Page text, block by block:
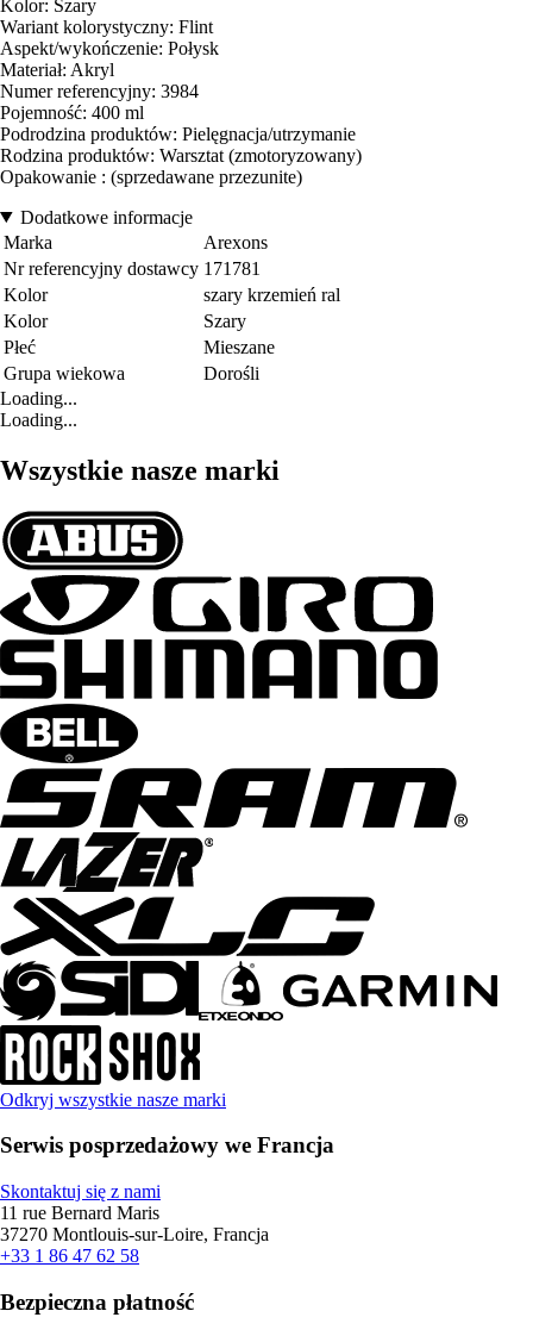
Kolor: Szary
Wariant kolorystyczny: Flint
Aspekt/wykończenie: Połysk
Materiał: Akryl
Numer referencyjny: 3984
Pojemność: 400 ml
Podrodzina produktów: Pielęgnacja/utrzymanie
Rodzina produktów: Warsztat (zmotoryzowany)
Opakowanie : (sprzedawane przezunite)
Dodatkowe informacje
Marka
Arexons
Nr referencyjny dostawcy 171781
Kolor
szary krzemień ral
Kolor
Szary
Płeć
Mieszane
Grupa wiekowa
Dorośli
Loading...
Loading...
Wszystkie nasze marki
Odkryj wszystkie nasze marki
Serwis posprzedażowy we Francja
Skontaktuj się z nami
11 rue Bernard Maris
37270 Montlouis-sur-Loire, Francja
+33 1 86 47 62 58
Bezpieczna płatność